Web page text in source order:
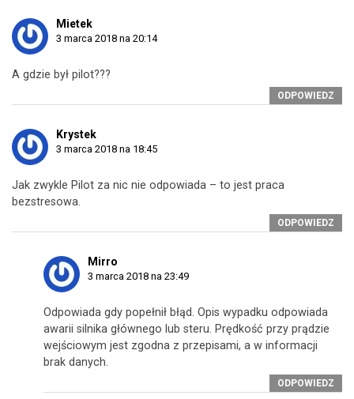
Mietek
3 marca 2018 na 20:14
A gdzie był pilot???
ODPOWIEDZ
Krystek
3 marca 2018 na 18:45
Jak zwykle Pilot za nic nie odpowiada – to jest praca
bezstresowa.
ODPOWIEDZ
Mirro
3 marca 2018 na 23:49
Odpowiada gdy popełnił błąd. Opis wypadku odpowiada
awarii silnika głównego lub steru. Prędkość przy prądzie
wejściowym jest zgodna z przepisami, a w informacji
brak danych.
ODPOWIEDZ